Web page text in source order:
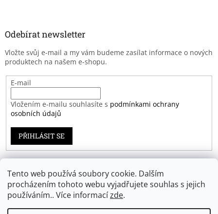
Tento web používá soubory cookie. Dalším
procházením tohoto webu vyjadřujete souhlas s jejich
používáním.. Více informacízde.
Odebírat newsletter
Vložte svůj e-mail a my vám budeme zasílat informace o nových
produktech na našem e-shopu.
E-mail
Vložením e-mailu souhlasíte s podmínkami ochrany
osobních údajů
PŘIHLÁSIT SE
Záruka spokojenosti